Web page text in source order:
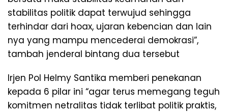
stabilitas politik dapat terwujud sehingga
terhindar dari hoax, ujaran kebencian dan lain
nya yang mampu mencederai demokrasi”,
tambah jenderal bintang dua tersebut
Irjen Pol Helmy Santika memberi penekanan
kepada 6 pilar ini “agar terus memegang teguh
komitmen netralitas tidak terlibat politik praktis,